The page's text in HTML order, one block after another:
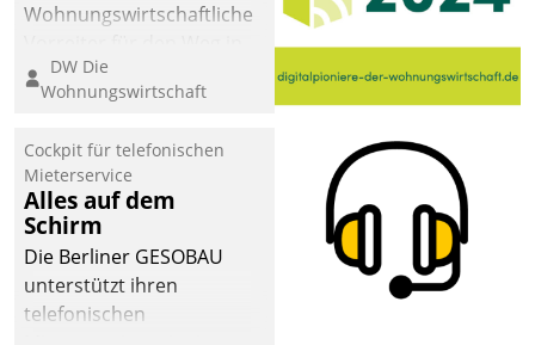
Wohnungswirtschaftliche
eine digitale Zukunft zu
finden, ist das Ziel des
der
Wohnungswirtschaft“.
Bewerben können sich
dafür ein Team
bestehend aus
Wohnungsunternehmen
und PropTech.
DW Die
Wohnungswirtschaft
Cockpit für telefonischen
Mieterservice
Alles auf dem
Schirm
Die Berliner GESOBAU
unterstützt ihren
telefonischen